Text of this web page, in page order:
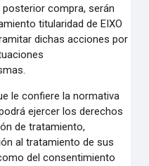
compra, serán
titularidad de EIXO
dichas acciones por
le confiere la normativa
ejercer losderechos
de tratamiento,
altratamiento de sus
del consentimiento